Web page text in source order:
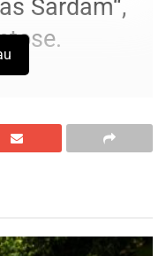
Šardam“,
organizuoja
pastatyto kryžiaus